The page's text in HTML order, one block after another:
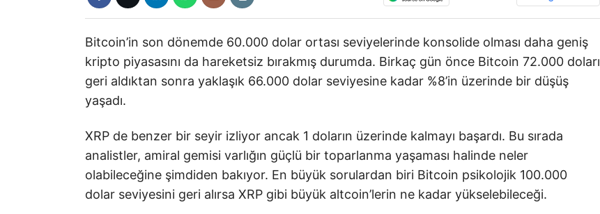
Bitcoin’in son dönemde 60.000 dolar ortası seviyelerinde konsolide olması daha geniş
kripto piyasasını da hareketsiz bırakmış durumda. Birkaç gün önce Bitcoin 72.000 doları
geri aldıktan sonra yaklaşık 66.000 dolar seviyesine kadar %8’in üzerinde bir düşüş
yaşadı.
XRP de benzer bir seyir izliyor ancak 1 doların üzerinde kalmayı başardı. Bu sırada
analistler, amiral gemisi varlığın güçlü bir toparlanma yaşaması halinde neler
olabileceğine şimdiden bakıyor. En büyük sorulardan biri Bitcoin psikolojik 100.000
dolar seviyesini geri alırsa XRP gibi büyük altcoin’lerin ne kadar yükselebileceği.